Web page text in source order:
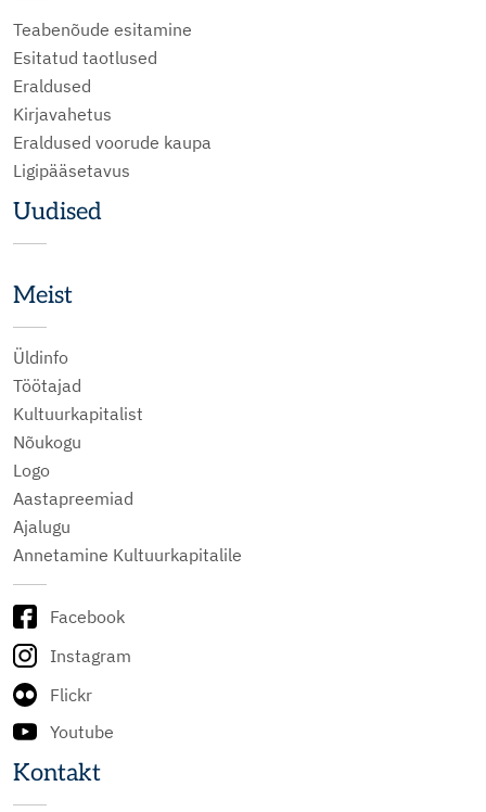
Teabenõude esitamine
Esitatud taotlused
Eraldused
Kirjavahetus
Eraldused voorude kaupa
Ligipääsetavus
Uudised
Meist
Üldinfo
Töötajad
Kultuurkapitalist
Nõukogu
Logo
Aastapreemiad
Ajalugu
Annetamine Kultuurkapitalile
Facebook
Instagram
Flickr
Youtube
Kontakt